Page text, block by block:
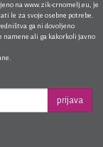
na www.zik-crnomelj.eu , je
le za svoje osebne potrebe.
ga ni dovoljeno
namene ali ga kakorkoli javno
prijava